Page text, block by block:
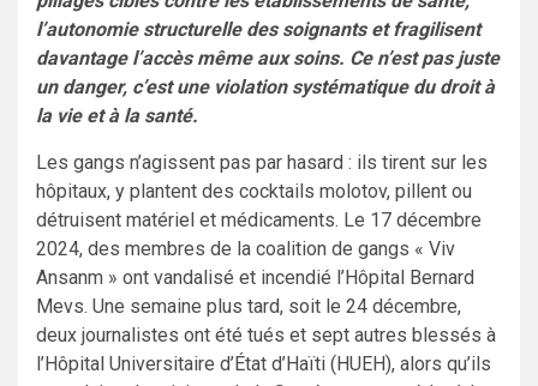
l’autonomie structurelle des soignants et fragilisent
davantage l’accès même aux soins. Ce n’est pas juste
un danger, c’est une violation systématique du droit à
la vie et à la santé.
Les gangs n’agissent pas par hasard : ils tirent sur les
hôpitaux, y plantent des cocktails molotov, pillent ou
détruisent matériel et médicaments. Le 17 décembre
2024, des membres de la coalition de gangs « Viv
Ansanm » ont vandalisé et incendié l’Hôpital Bernard
Mevs. Une semaine plus tard, soit le 24 décembre,
deux journalistes ont été tués et sept autres blessés à
l’Hôpital Universitaire d’État d’Haïti (HUEH), alors qu’ils